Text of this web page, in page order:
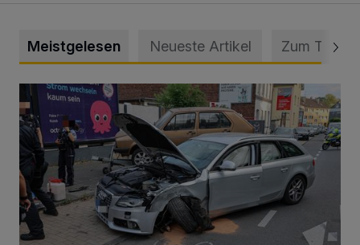
Meistgelesen Neueste Artikel Zum Thema
Schwerer Unfall mit 2,48 Promille